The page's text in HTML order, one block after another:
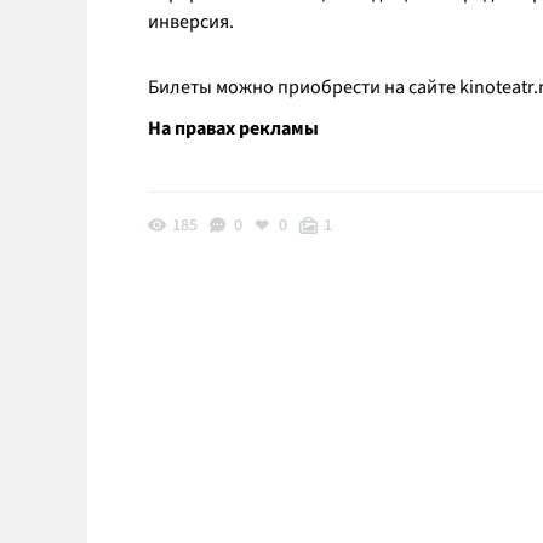
инверсия.
Билеты можно приобрести на сайте
На правах рекламы
185 0 0 1